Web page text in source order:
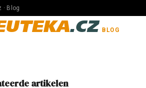
· Blog
.CZ BLOG
artikelen